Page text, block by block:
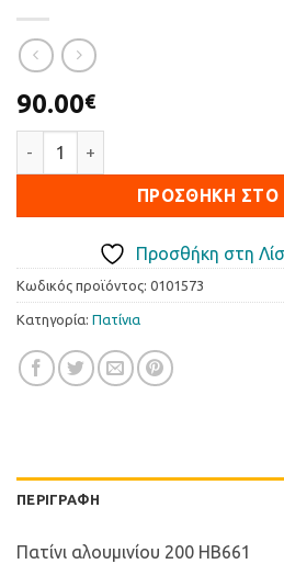
90.00€
ΠΡΟΣΘΉΚΗ ΣΤΟ
Προσθήκη στη
Κωδικός προϊόντος: 0101573
Κατηγορία: Πατίνια
ΠΕΡΙΓΡΑΦΉ
Πατίνι αλουμινίου 200 HB661